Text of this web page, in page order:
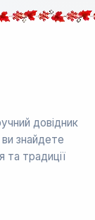
довідник
знайдете
та традиції